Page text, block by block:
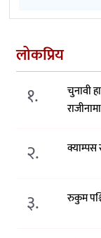
लोकप्रिय
१.
चुनावी
राजीनामा
२. क्याम्पस
३. रुकुम